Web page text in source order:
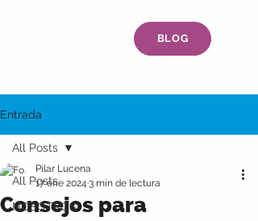
BLOG
Entrada
All Posts
NOSOTROS
All Posts
Consejos para
Pilar Lucena
17 ene 2024 3 min de lectura